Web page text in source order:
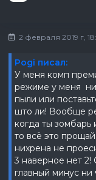
2 февраля 2019 г,
Pogi писал:
У меня комп
режиме у меня
пыли или
што ли! Вообще
когда ты зомбарь
то всё это
нихрена не
3 наверное нет 2!
главный минус